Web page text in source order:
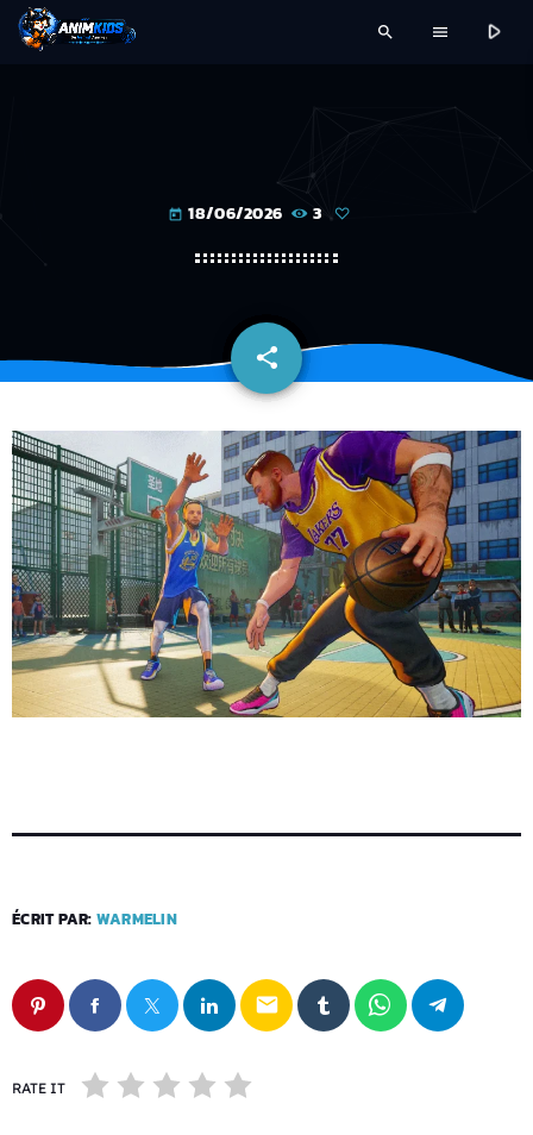
search menu play_arrow
today 18/06/2026 3
share
email
ÉCRIT PAR: WARMELIN
email
RATE IT